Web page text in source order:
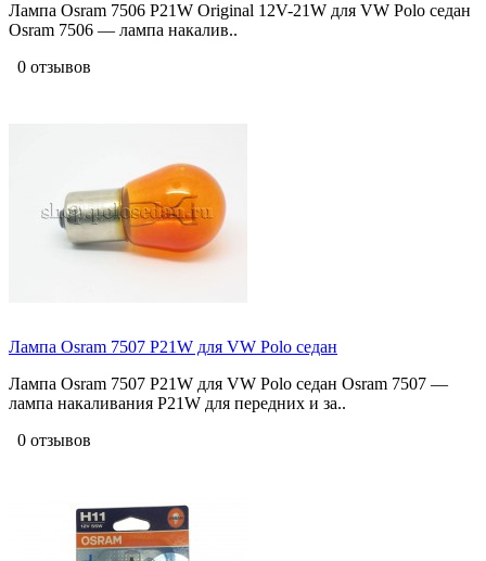
Лампа Osram 7506 P21W Original 12V-21W для VW Polo седан
Osram 7506 — лампа накалив..
0 отзывов
Лампа Osram 7507 P21W для VW Polo седан
Лампа Osram 7507 P21W для VW Polo седан Osram 7507 —
лампа накаливания P21W для передних и за..
0 отзывов